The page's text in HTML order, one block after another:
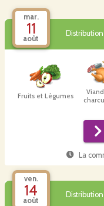
mar.
11
août
Fruits et Légumes
La
ven.
14
août